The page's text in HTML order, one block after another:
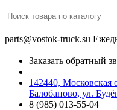
parts@vostok-truck.su
Заказать обратный
142440, Московская
Балобаново, ул.
8 (985) 013-55-04